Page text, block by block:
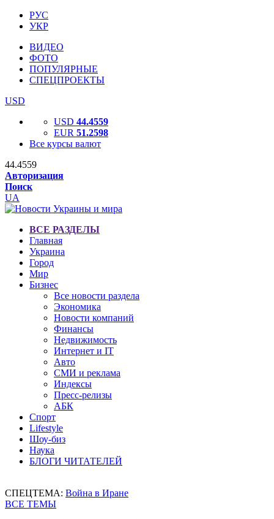
РУС
УКР
ВИДЕО
ФОТО
ПОПУЛЯРНЫЕ
СПЕЦПРОЕКТЫ
USD
USD 44.4559
EUR 51.2598
Все курсы валют
44.4559
Авторизация
Поиск
UA
ВСЕ РАЗДЕЛЫ
Главная
Украина
Город
Мир
Бизнес
Все новости раздела
Экономика
Новости компаний
Финансы
Недвижимость
Интернет и IT
Авто
СМИ и реклама
Индексы
Пресс-релизы
АБК
Спорт
Lifestyle
Шоу-биз
Наука
БЛОГИ ЧИТАТЕЛЕЙ
СПЕЦТЕМА: Война в Иране
ВСЕ ТЕМЫ